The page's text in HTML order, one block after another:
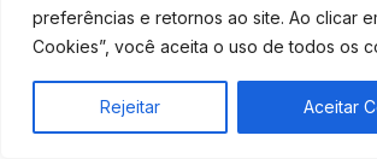
preferências e retornos ao site. Ao clicar
Cookies”, você aceita o uso de todos os
Rejeitar Aceitar
Aplicativo completo
Verifique se o app é moderno, tem